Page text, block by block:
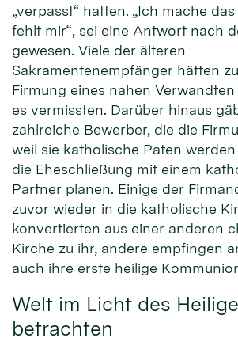
„verpasst“ hatten. „Ich mache
fehlt mir“, sei eine Antwort nach
gewesen. Viele der älteren
Sakramentenempfänger hätten
Firmung eines nahen
es vermissten. Darüber hinaus
zahlreiche Bewerber, die die
weil sie katholische Paten
die Eheschließung mit einem
Partner planen. Einige der
zuvor wieder in die katholische
konvertierten aus einer anderen
Kirche zu ihr, andere empfingen
auch ihre erste heilige
Welt im Licht des
betrachten